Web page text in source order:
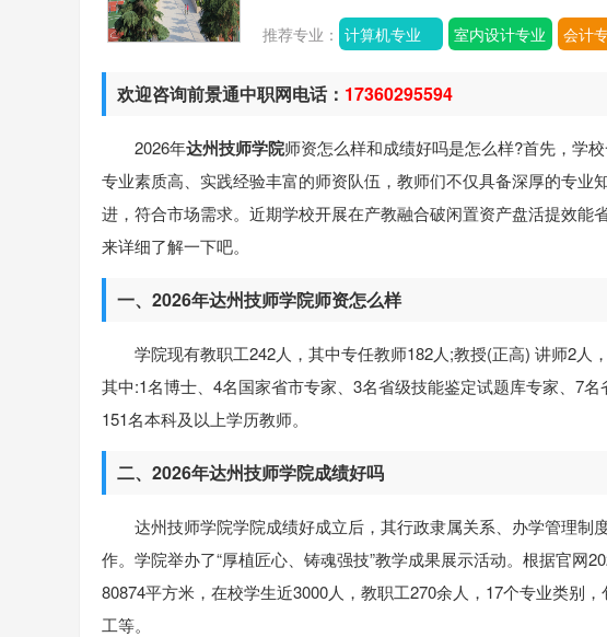
推荐专业： 计算机专业 室内设计专业 会计
欢迎咨询前景通中职网电话： 17360295594
2026年达州技师学院师资怎么样和成绩好吗是怎么样?首先，学
专业素质高、实践经验丰富的师资队伍，教师们不仅具备深厚的专
进，符合市场需求。近期学校开展在产教融合破闲置资产盘活提效
来详细了解一下吧。
一、2026年达州技师学院师资怎么样
学院现有教职工242人，其中专任教师182人;教授(正高) 讲师2人
其中:1名博士、4名国家省市专家、3名省级技能鉴定试题库专家、7
151名本科及以上学历教师。
二、2026年达州技师学院成绩好吗
达州技师学院学院成绩好成立后，其行政隶属关系、办学管理
作。学院举办了“厚植匠心、铸魂强技”教学成果展示活动。根据官网
80874平方米，在校学生近3000人，教职工270余人，17个专业类别
工等。